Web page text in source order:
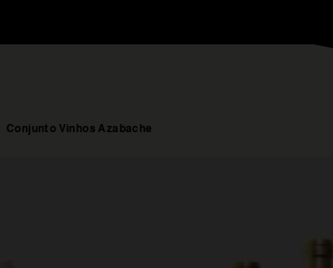
Conjunto Vinhos Azabache